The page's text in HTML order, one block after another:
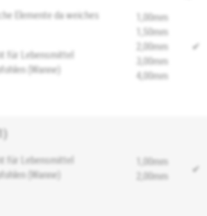
Elemente da weiches
für Lebensmittel
(Wanne)
1,00mm
1,50mm
2,00mm
3,00mm
4,00mm
✔
für Lebensmittel
(Wanne)
1,00mm
2,00mm
✔